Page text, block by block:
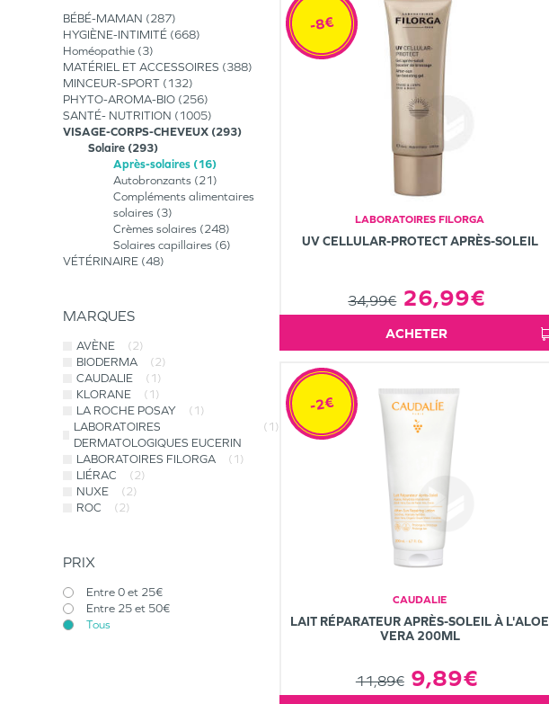
BÉBÉ-MAMAN
287
HYGIÈNE-INTIMITÉ 668
Homéopathie 3
MATÉRIEL ET ACCESSOIRES
388
MINCEUR-SPORT
132
PHYTO-AROMA-BIO 256
SANTÉ- NUTRITION
1005
VISAGE-CORPS-CHEVEUX 293
Solaire 293
Après-solaires
16
Autobronzants
21
Compléments alimentaires
solaires
3
Crèmes solaires
248
Solaires capillaires 6
VÉTÉRINAIRE 48
MARQUES
AVÈNE
(2)
BIODERMA
(2)
CAUDALIE
(1)
KLORANE
(1)
LA ROCHE POSAY
(1)
LABORATOIRES
DERMATOLOGIQUES EUCERIN
(1)
LABORATOIRES FILORGA
(1)
LIÉRAC
(2)
NUXE
(2)
ROC
(2)
PRIX
Entre 0 et 25€
Entre 25 et 50€
Tous
LABORATOIRES FILORGA
UV CELLULAR-PROTECT APRÈS-SOLEIL
34,99€ 26,99€
-8€
ACHETER
CAUDALIE
LAIT RÉPARATEUR APRÈS-SOLEIL À L'ALOE
VERA 200ML
11,89€ 9,89€
-2€